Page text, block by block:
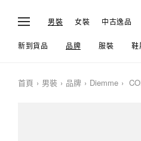
男裝 女裝 中古逸品
新到貨品 品牌 服裝 鞋
首頁 男裝 品牌 Diemme